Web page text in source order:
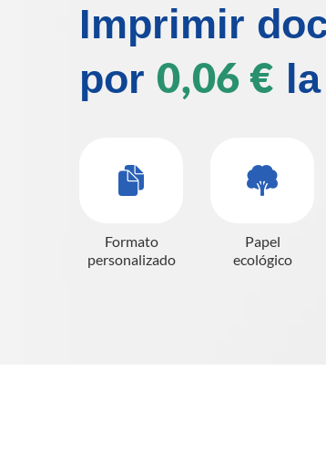
Imprimir
por 0,06 €
Formato
personalizado
Papel
ecológico